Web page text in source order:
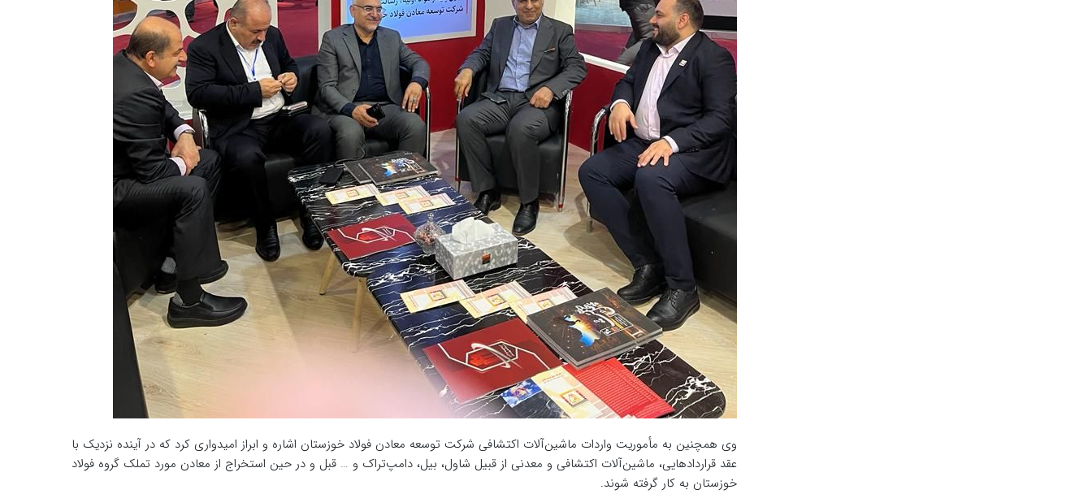
وی همچنین به مأموریت واردات ماشین‌آلات اکتشافی شرکت توسعه معادن فولاد خوزستان اشاره و ابراز امیدواری کرد که در آینده نزدیک با
عقد قراردادهایی، ماشین‌آلات اکتشافی و معدنی از قبیل شاول، بیل، دامپ‌تراک و … قبل و در حین استخراج از معادن مورد تملک گروه فولاد
خوزستان به کار گرفته شوند.